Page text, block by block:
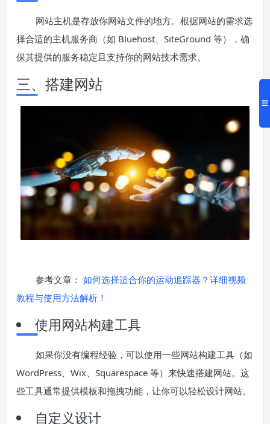
网站主机是存放你网站文件的地方。根据网站的需求选
择合适的主机服务商（如 Bluehost、SiteGround 等），确
保其提供的服务稳定且支持你的网站技术需求。
三、搭建网站
参考文章： 如何选择适合你的运动追踪器？详细视频
教程与使用方法解析！
使用网站构建工具
如果你没有编程经验，可以使用一些网站构建工具（如
WordPress、Wix、Squarespace 等）来快速搭建网站。这
些工具通常提供模板和拖拽功能，让你可以轻松设计网站。
自定义设计